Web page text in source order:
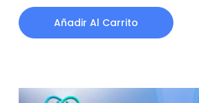
Añadir Al Carrito